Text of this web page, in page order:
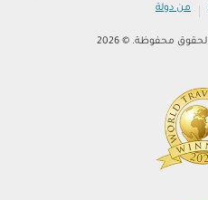
| من دولة
محفوظة. © 2026